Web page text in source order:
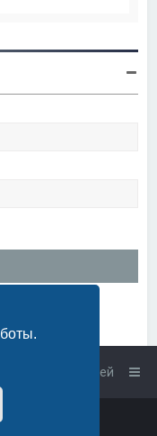
с администрацией